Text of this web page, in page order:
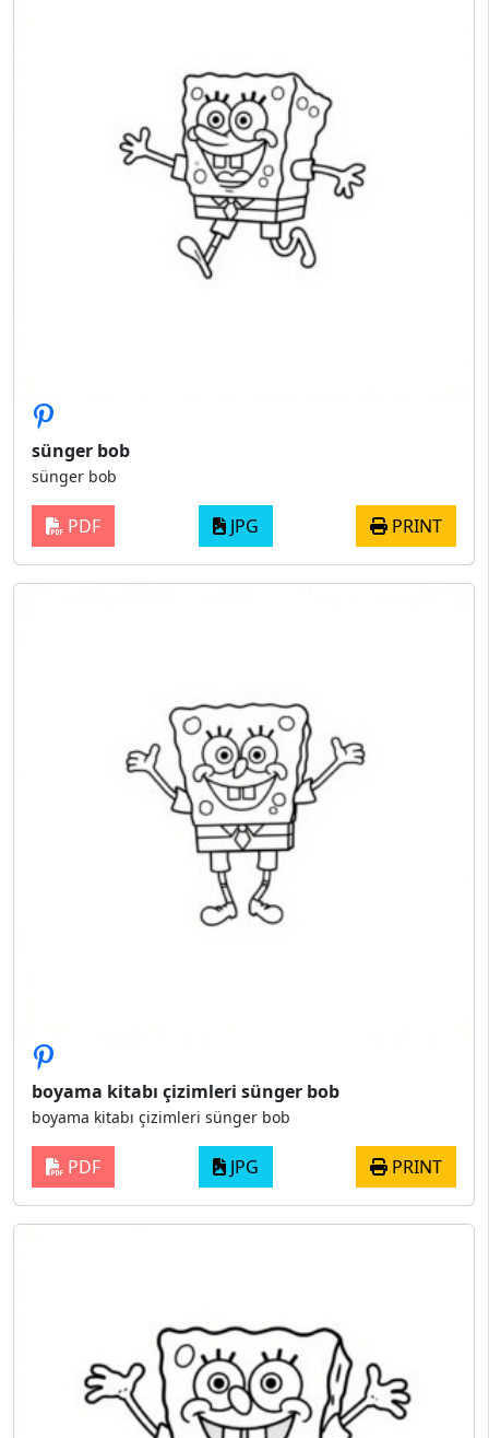
sünger bob
sünger bob
PDF JPG PRINT
boyama kitabı çizimleri sünger bob
boyama kitabı çizimleri sünger bob
PDF JPG PRINT